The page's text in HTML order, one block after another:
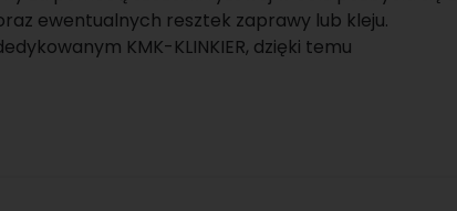
ewentualnych resztek zaprawy lub kleju.
KMK-KLINKIER, dzięki temu